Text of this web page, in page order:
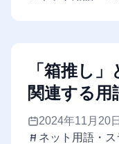
「箱推し
関連する用
2024年11月20日
ネット用語・ス